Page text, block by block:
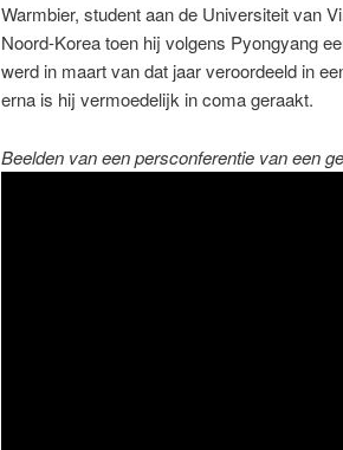
Warmbier, student aan de Universiteit van
Noord-Korea toen hij volgens Pyongyang
werd in maart van dat jaar veroordeeld in
erna is hij vermoedelijk in coma geraakt.
Beelden van een persconferentie van een